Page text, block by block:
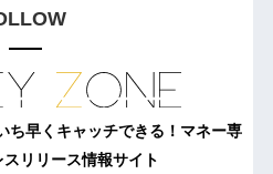
ち早くキャッチできる！マネー専
リリース情報サイト